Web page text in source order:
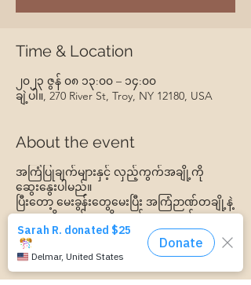
Time & Location
၂၀၂၃ ဇွန် ၀၈ ၁၃:၀၀ – ၁၄:၀၀
ချဲ့ပါ။, 270 River St, Troy, NY 12180, USA
About the event
အကြံပြုချက်များနှင့် လှည့်ကွက်အချို့ကို
ဆွေးနွေးပါမည်။
ပြီးတော့ မေးခွန်းတွေမေးပြီး အကြံဉာဏ်တချို့နဲ့
ဝေးရာကို ထွက်သွားဖို့ အခွင့်အရေးတစ်ခု ရထား
ပြီး အိုးခွက်ပန်းကန်ကို လွယ်လွယ်ကူကူ
အသုံးပြုနိုင်ဖို့ သင့်ကလေးနဲ့အတူ လုပ်ဆောင်
ပါ။